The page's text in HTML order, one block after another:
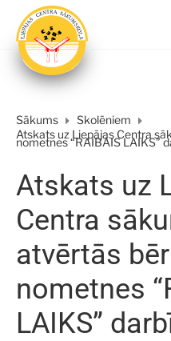
Sākums
Skolēniem
Atskats uz Liepājas Centra
nometnes “RAIBAIS LAIKS”
Atskats uz
Centra
atvērtās
nometnes
LAIKS”